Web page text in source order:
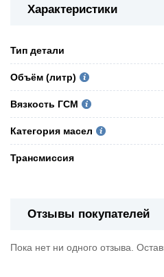
Характеристики
Тип детали
Объём (литр)
Вязкость ГСМ
Категория масел
Трансмиссия
Отзывы покупателей
Пока нет ни одного отзыва.